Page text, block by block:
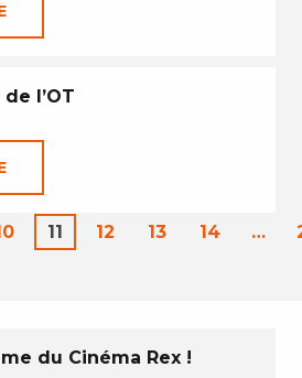
l’OT
11 12 13 14 …
du Cinéma Rex !